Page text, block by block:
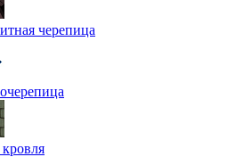
черепица